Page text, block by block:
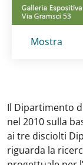
Titolo card
Mostra
Il Dipartimento
nel 2010 sulla
ai tre disciolti
riguarda la